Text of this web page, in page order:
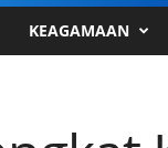
KEAGAMAAN